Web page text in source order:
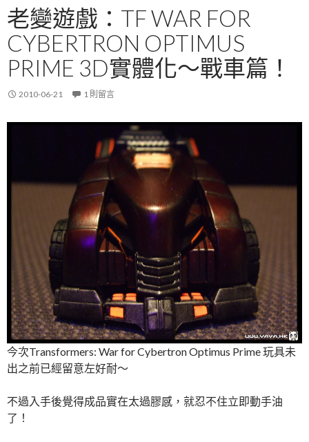
老變遊戲：TF WAR FOR
CYBERTRON OPTIMUS
PRIME 3D實體化～戰車篇！
2010-06-21 1 則留言
今次Transformers: War for Cybertron Optimus Prime 玩具未
出之前已經留意左好耐～
不過入手後覺得成品實在太過膠感，就忍不住立即動手油
了！